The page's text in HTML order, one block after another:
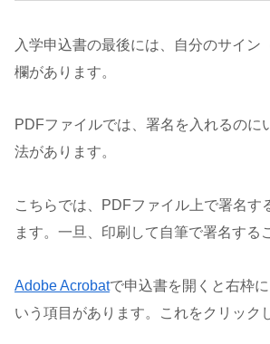
入学申込書の最後には、自分のサイン
欄があります。
PDFファイルでは、署名を入れるのに
法があります。
こちらでは、PDFファイル上で署名す
ます。一旦、印刷して自筆で署名する
Adobe Acrobatで申込書を開くと右枠
いう項目があります。これをクリック